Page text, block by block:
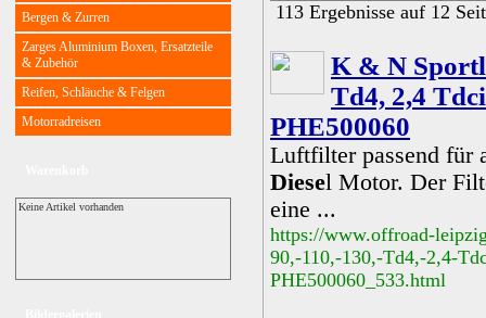
Bergen & Zurren
Zarges Aluminium Boxen, Ersatzteile
& Zubehör
Reifen, Schläuche & Felgen
Motorradreisen
Keine Artikel vorhanden
113 Ergebnisse auf 12
K & N
Td4, 2,4
PHE500060
Luftfilter passend für
Diesel Motor. Der
eine ...
https://www.offroad-
90,-110,-130,-Td4,-2,4-
PHE500060_533.html